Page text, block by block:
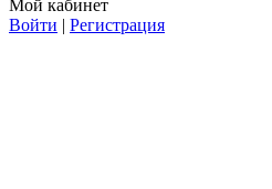
Мой кабинет
Войти | Регистрация